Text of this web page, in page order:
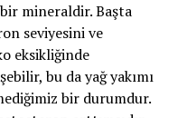
mineraldir. Başta
seviyesini ve
eksikliğinde
bu da yağ yakımı
bir durumdur.